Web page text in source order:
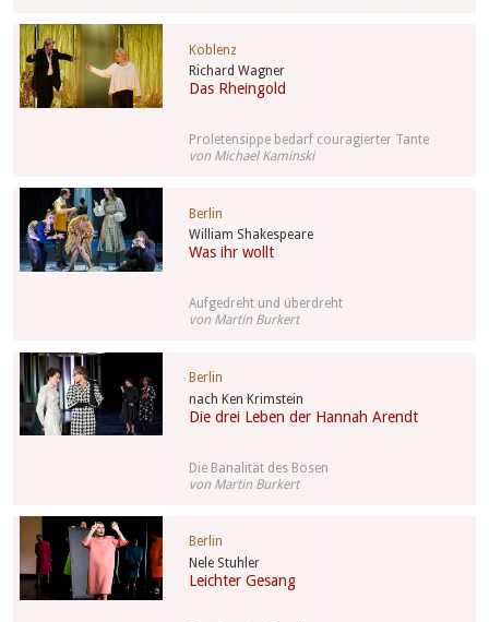
Richard Wagner
Das Rheingold
Koblenz
Proletensippe bedarf couragierter Tante
von Michael Kaminski
William Shakespeare
Was ihr wollt
Berlin
Aufgedreht und überdreht
von Martin Burkert
nach Ken Krimstein
Die drei Leben der Hannah Arendt
Berlin
Die Banalität des Bösen
von Martin Burkert
Nele Stuhler
Leichter Gesang
Berlin